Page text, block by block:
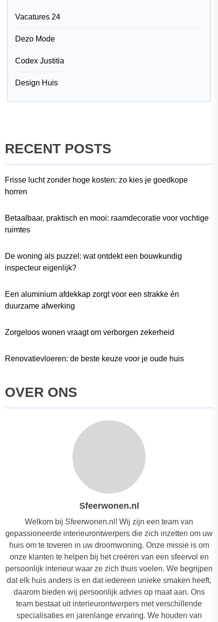
Vacatures 24
Dezo Mode
Codex Justitia
Design Huis
RECENT POSTS
Frisse lucht zonder hoge kosten: zo kies je goedkope
horren
Betaalbaar, praktisch en mooi: raamdecoratie voor vochtige
ruimtes
De woning als puzzel: wat ontdekt een bouwkundig
inspecteur eigenlijk?
Een aluminium afdekkap zorgt voor een strakke én
duurzame afwerking
Zorgeloos wonen vraagt om verborgen zekerheid
Renovatievloeren: de beste keuze voor je oude huis
OVER ONS
Sfeerwonen.nl
Welkom bij Sfeerwonen.nl! Wij zijn een team van
gepassioneerde interieurontwerpers die zich inzetten om uw
huis om te toveren in uw droomwoning. Onze missie is om
onze klanten te helpen bij het creëren van een sfeervol en
persoonlijk interieur waar ze zich thuis voelen. We begrijpen
dat elk huis anders is en dat iedereen unieke smaken heeft,
daarom bieden wij persoonlijk advies op maat aan. Ons
team bestaat uit interieurontwerpers met verschillende
specialisaties en jarenlange ervaring. We houden van